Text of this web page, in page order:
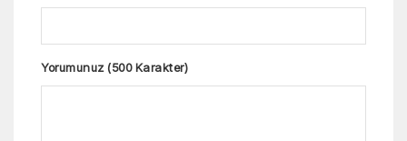
Yorumunuz (500 Karakter)